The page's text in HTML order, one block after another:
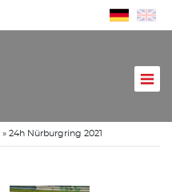
» 24h Nürburgring 2021